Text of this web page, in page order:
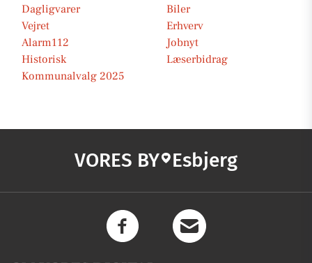
Dagligvarer
Biler
Vejret
Erhverv
Alarm112
Jobnyt
Historisk
Læserbidrag
Kommunalvalg 2025
VORES BY Esbjerg